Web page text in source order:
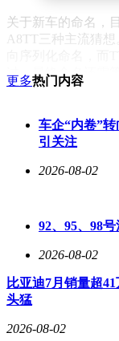
关于新车的命名，
A8TT三种主流猜
过，最终命名还需
尺寸、800V平台、
置实现降维打击，
轿跑。
品小车、轿车、
前，银河在高性能
下，银河TT以“C
性能”的组合拳入局
合理、配置落地到
更多热门内容
车企“内卷”
引关注
2026-08-02
92、95、98
2026-08-02
比亚迪7月销量超
头猛
2026-08-02